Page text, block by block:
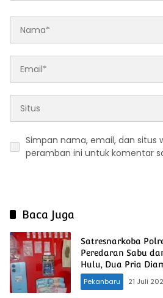
Simpan nama, email, dan situs
peramban ini untuk komentar
Baca Juga
Satresnarkoba
Peredaran Sabu
Hulu, Dua Pria
Pekanbaru
21 Juli